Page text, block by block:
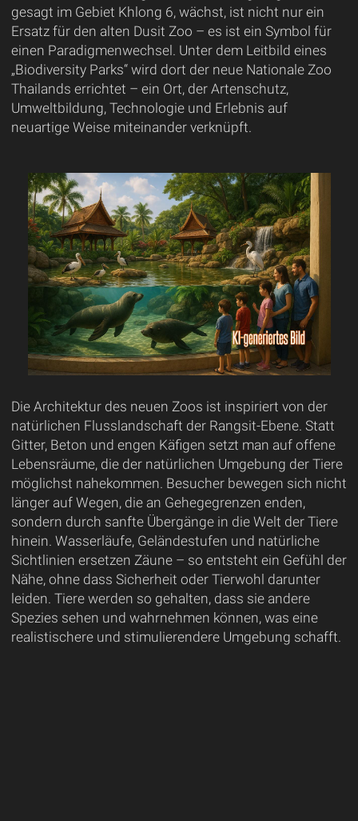
gesagt im Gebiet Khlong 6, wächst, ist nicht nur ein
Ersatz für den alten Dusit Zoo – es ist ein Symbol für
einen Paradigmenwechsel. Unter dem Leitbild eines
„Biodiversity Parks“ wird dort der neue Nationale Zoo
Thailands errichtet – ein Ort, der Artenschutz,
Umweltbildung, Technologie und Erlebnis auf
neuartige Weise miteinander verknüpft.
Die Architektur des neuen Zoos ist inspiriert von der
natürlichen Flusslandschaft der Rangsit-Ebene. Statt
Gitter, Beton und engen Käfigen setzt man auf offene
Lebensräume, die der natürlichen Umgebung der Tiere
möglichst nahekommen. Besucher bewegen sich nicht
länger auf Wegen, die an Gehegegrenzen enden,
sondern durch sanfte Übergänge in die Welt der Tiere
hinein. Wasserläufe, Geländestufen und natürliche
Sichtlinien ersetzen Zäune – so entsteht ein Gefühl der
Nähe, ohne dass Sicherheit oder Tierwohl darunter
leiden. Tiere werden so gehalten, dass sie andere
Spezies sehen und wahrnehmen können, was eine
realistischere und stimulierendere Umgebung schafft.